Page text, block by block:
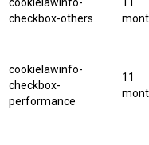
cookielawinfo-
checkbox-others
11
cookielawinfo-
checkbox-
performance
11